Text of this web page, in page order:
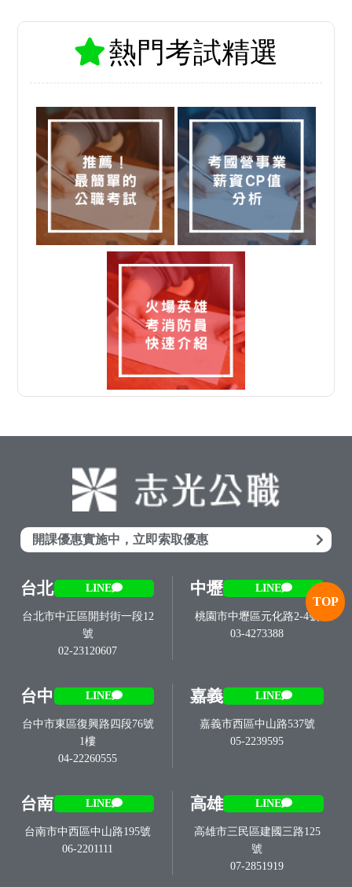
熱門考試精選
開課優惠實施中，立即索取優惠
台北 LINE
台北市中正區開封街一段12
號
02-23120607
中壢 LINE
桃園市中壢區元化路2-4號
03-4273388
台中 LINE
台中市東區復興路四段76號
1樓
04-22260555
嘉義 LINE
嘉義市西區中山路537號
05-2239595
台南 LINE
台南市中西區中山路195號
06-2201111
高雄 LINE
高雄市三民區建國三路125
號
07-2851919
TOP